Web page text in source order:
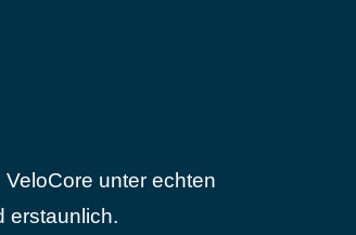
unter echten
erstaunlich.